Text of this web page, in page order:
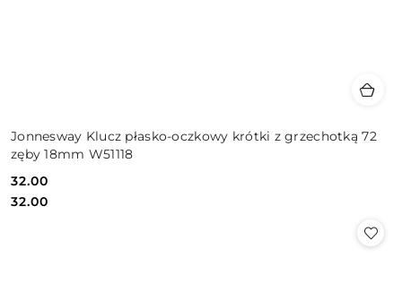
Jonnesway Klucz płasko-oczkowy krótki z grzechotką 72
zęby 18mm W51118
Cena:
32.00
Cena:
32.00